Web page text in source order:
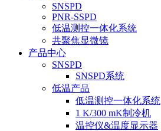
SNSPD
PNR-SSPD
低温测控一体化系统
共聚焦显微镜
产品中心
SNSPD
SNSPD系统
低温产品
低温测控一体化系统
1 K/300 mK制冷机
温控仪&温度显示器